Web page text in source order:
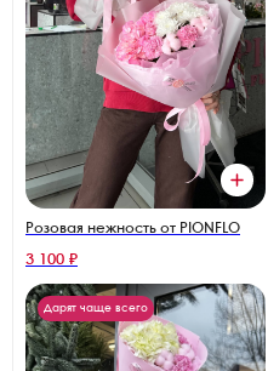
Розовая нежность от PIONFLO
3 100 ₽
Дарят чаще всего